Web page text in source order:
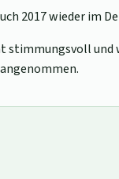
2017 wieder im
stimmungsvoll und